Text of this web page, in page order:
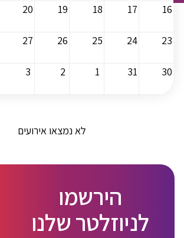
16
17
18
19
20
23
24
25
26
27
30
31
1
2
3
לא נמצאו אירועים
הירשמו
לניוזלטר שלנו